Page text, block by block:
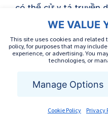
WE VALUE
This site uses cookies and related
policy, for purposes that may
experience, or advertising. You
technologies, or
Manage Options
Cookie Policy Privacy
có thể cử y tá truyền
nhà để tiến hành
mọi sự cố.Liên hệ
nhận được sự chăm
phối hợp dịch vụ đầy
trợ đồng thanh toán
Câu hỏi